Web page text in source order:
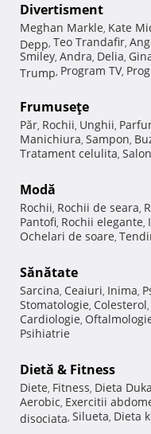
Divertisment
Meghan Markle, Kate
Depp, Teo Trandafir,
Smiley, Andra, Delia,
Trump, Program TV,
Frumuseţe
Păr, Rochii, Unghii,
Manichiura, Sampon,
Tratament celulita,
Modă
Rochii, Rochii de seara,
Pantofi, Rochii elegante,
Ochelari de soare,
Sănătate
Sarcina, Ceaiuri, Inima,
Stomatologie, Colesterol,
Cardiologie,
Psihiatrie
Dietă & Fitness
Diete, Fitness, Dieta
Aerobic, Exercitii
disociata, Silueta, Dieta